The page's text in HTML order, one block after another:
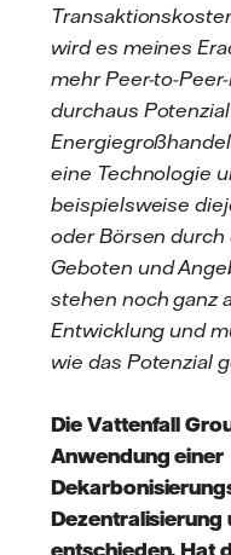
wird es meines
mehr Peer-to-
durchaus
eine Technologie
beispielsweise
oder Börsen
Geboten und
stehen noch ganz
Entwicklung und
wie das Potenzial
Die Vattenfall
Anwendung einer
Dezentralisierung
entschieden. Hat